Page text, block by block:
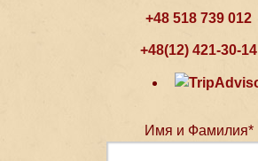
+48 518 739 012
+48(12) 421-30-14
Имя и Фамилия*